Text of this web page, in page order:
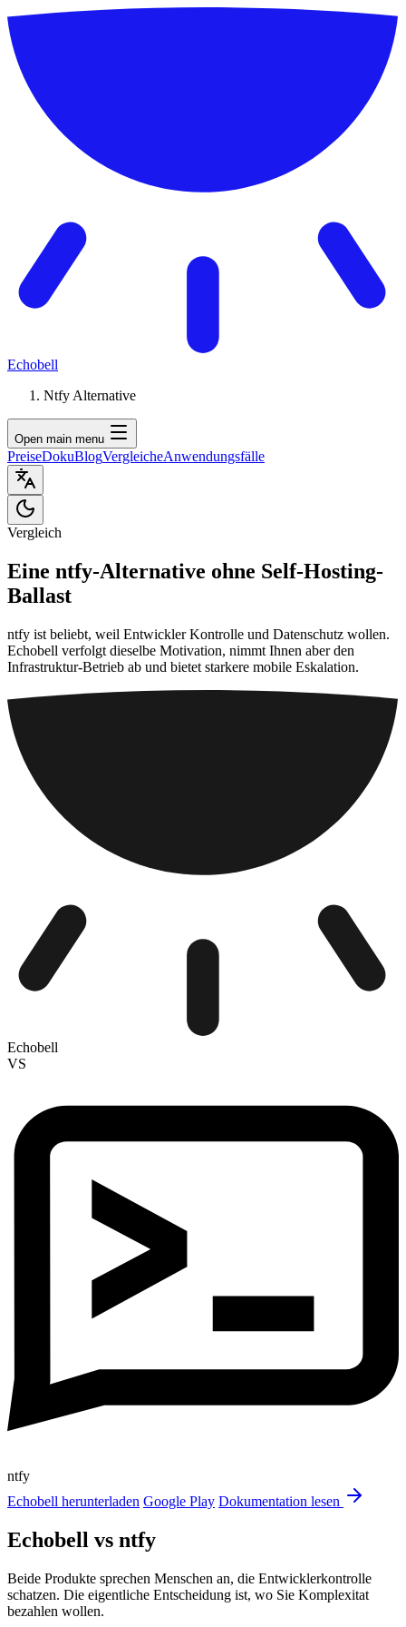
Echobell
Ntfy Alternative
Open main menu
PreiseDokuBlogVergleicheAnwendungsfälle
Vergleich
Eine ntfy-Alternative ohne Self-Hosting-
Ballast
ntfy ist beliebt, weil Entwickler Kontrolle und Datenschutz wollen.
Echobell verfolgt dieselbe Motivation, nimmt Ihnen aber den
Infrastruktur-Betrieb ab und bietet starkere mobile Eskalation.
Echobell
VS
ntfy
Echobell herunterladen Google Play Dokumentation lesen
Echobell vs ntfy
Beide Produkte sprechen Menschen an, die Entwicklerkontrolle
schatzen. Die eigentliche Entscheidung ist, wo Sie Komplexitat
bezahlen wollen.